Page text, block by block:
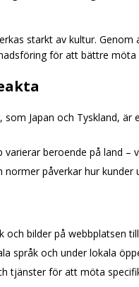
starkt av kultur.
för att bättre
som Japan och Tyskland,
varierar beroende på land
normer påverkar hur
och bilder på webbplatsen
språk och under lokala
tjänster för att möta